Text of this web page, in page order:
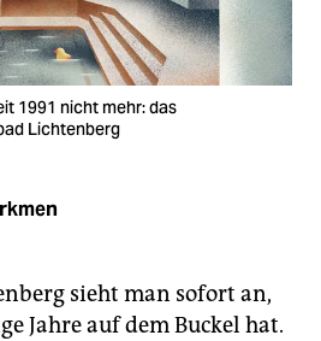
1991 nicht mehr: das
Lichtenberg
sieht man sofort an,
Jahre auf dem Buckel hat.